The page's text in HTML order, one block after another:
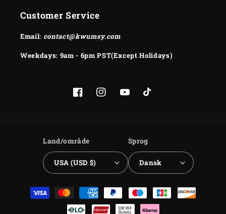
Customer Service
Email: contact@kwumsy.com
Weekdays: 9am - 6pm PST(Except Holidays)
FacebookInstagramYouTubeTikTok
Land/område
USA (USD $)
Sprog
Dansk
Betalingsmetoder